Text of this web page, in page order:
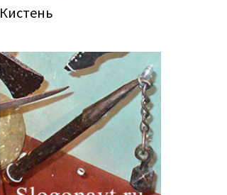
Кистень